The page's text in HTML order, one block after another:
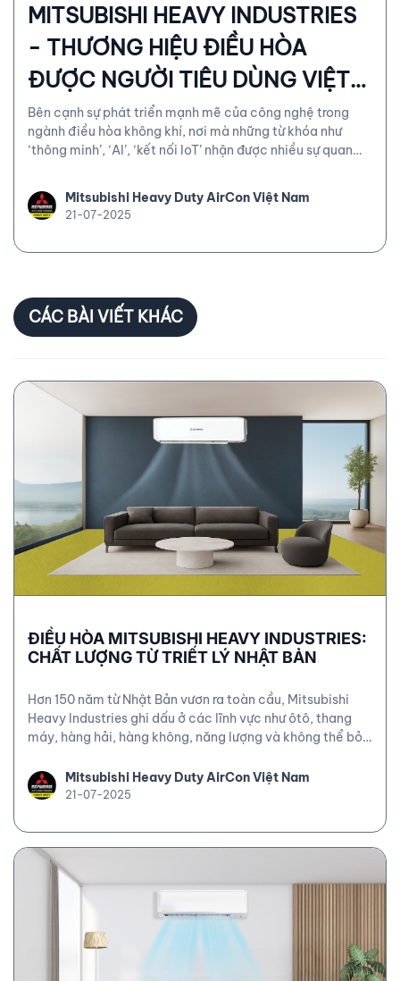
MITSUBISHI HEAVY INDUSTRIES
- THƯƠNG HIỆU ĐIỀU HÒA
ĐƯỢC NGƯỜI TIÊU DÙNG VIỆT
ĐÁNH GIÁ CAO!
Bên cạnh sự phát triển mạnh mẽ của công nghệ trong
ngành điều hòa không khí, nơi mà những từ khóa như
‘thông minh’, ‘AI’, ‘kết nối IoT’ nhận được nhiều sự quan
ngược nhưng rất thực tế đang dần tái định hình tiêu chí
lựa chọn sản phẩm ‘trở về giá trị cốt lõi’.
Mitsubishi Heavy Duty AirCon Việt Nam
21-07-2025
CÁC BÀI VIẾT KHÁC
ĐIỀU HÒA MITSUBISHI HEAVY INDUSTRIES:
CHẤT LƯỢNG TỪ TRIẾT LÝ NHẬT BẢN
Hơn 150 năm từ Nhật Bản vươn ra toàn cầu, Mitsubishi
Heavy Industries ghi dấu ở các lĩnh vực như ôtô, thang
máy, hàng hải, hàng không, năng lượng và không thể bỏ
Mitsubishi Heavy Duty AirCon Việt Nam
21-07-2025